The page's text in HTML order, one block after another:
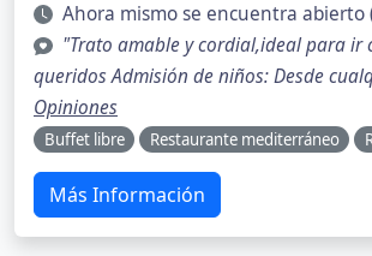
Ahora mismo se encuentra abierto
"Trato amable y cordial,ideal para ir
queridos Admisión de niños: Desde
Opiniones
Buffet libre Restaurante mediterráneo
Más Información